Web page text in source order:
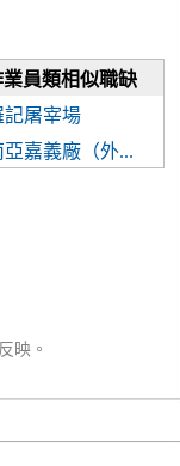
業員類相似職缺
記屠宰場
亞嘉義廠（外...
映。